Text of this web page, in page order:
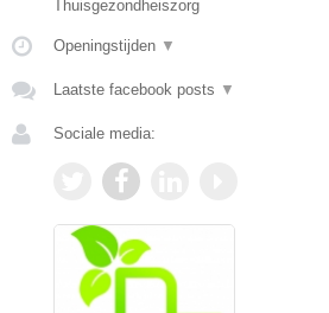
Thuisgezondheiszorg
Openingstijden ▼
Laatste facebook posts ▼
Sociale media: